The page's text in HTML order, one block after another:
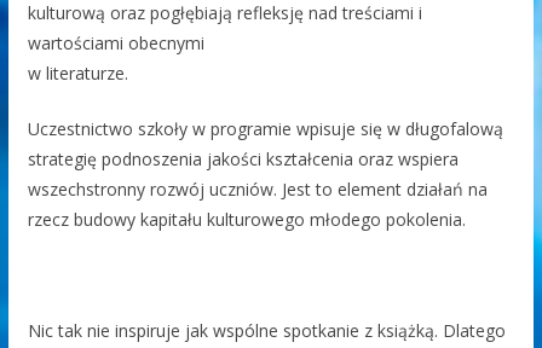
kulturową oraz pogłębiają refleksję nad treściami i
wartościami obecnymi
w literaturze.
Uczestnictwo szkoły w programie wpisuje się w długofalową
strategię podnoszenia jakości kształcenia oraz wspiera
wszechstronny rozwój uczniów. Jest to element działań na
rzecz budowy kapitału kulturowego młodego pokolenia.
Nic tak nie inspiruje jak wspólne spotkanie z książką. Dlatego